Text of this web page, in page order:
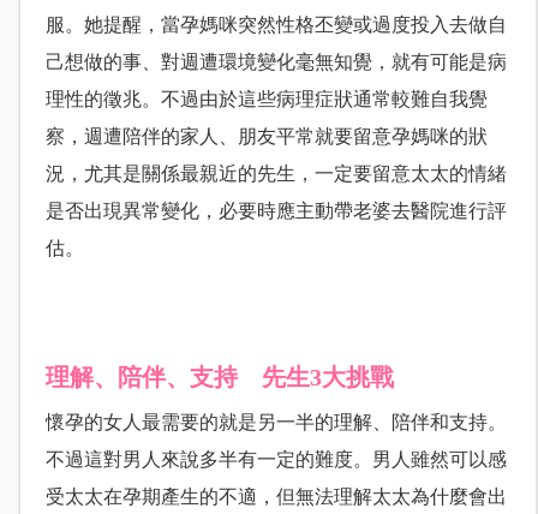
服。她提醒，當孕媽咪突然性格丕變或過度投入去做自
己想做的事、對週遭環境變化毫無知覺，就有可能是病
理性的徵兆。不過由於這些病理症狀通常較難自我覺
察，週遭陪伴的家人、朋友平常就要留意孕媽咪的狀
況，尤其是關係最親近的先生，一定要留意太太的情緒
是否出現異常變化，必要時應主動帶老婆去醫院進行評
估。
理解、陪伴、支持 先生3大挑戰
懷孕的女人最需要的就是另一半的理解、陪伴和支持。
不過這對男人來說多半有一定的難度。男人雖然可以感
受太太在孕期產生的不適，但無法理解太太為什麼會出